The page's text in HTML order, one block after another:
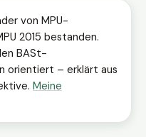
von MPU-
2015 bestanden.
BASt-
orientiert – erklärt aus
Meine